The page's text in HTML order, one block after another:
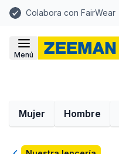
Colabora con FairWear
Menú
Mujer Hombre